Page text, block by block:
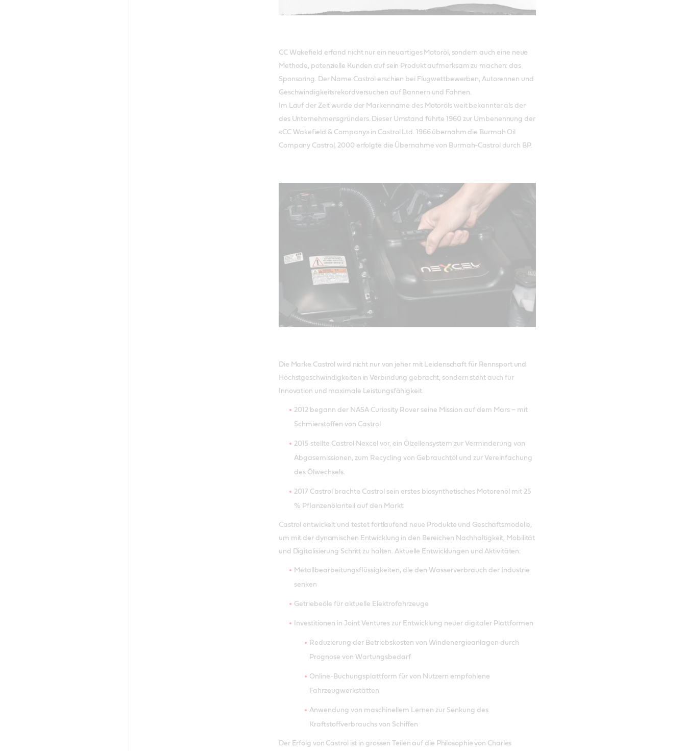
CC Wakefield erfand nicht nur ein neuartiges Motoröl, sondern auch eine neue
Methode, potenzielle Kunden auf sein Produkt aufmerksam zu machen: das
Sponsoring. Der Name Castrol erschien bei Flugwettbewerben, Autorennen und
Geschwindigkeitsrekordversuchen auf Bannern und Fahnen.
Im Lauf der Zeit wurde der Markenname des Motoröls weit bekannter als der
des Unternehmensgründers. Dieser Umstand führte 1960 zur Umbenennung der
«CC Wakefield & Company» in Castrol Ltd. 1966 übernahm die Burmah Oil
Company Castrol, 2000 erfolgte die Übernahme von Burmah-Castrol durch BP.
Die Marke Castrol wird nicht nur von jeher mit Leidenschaft für Rennsport und
Höchstgeschwindigkeiten in Verbindung gebracht, sondern steht auch für
Innovation und maximale Leistungsfähigkeit.
2012 begann der NASA Curiosity Roverseine Mission auf dem Mars – mit
Schmierstoffen von Castrol
2015 stellte Castrol Nexcel vor, ein Ölzellensystem zur Verminderung von
Abgasemissionen, zum Recycling von Gebrauchtöl und zur Vereinfachung
des Ölwechsels.
2017 Castrol brachte Castrol sein erstes biosynthetisches Motorenöl mit 25
% Pflanzenölanteil auf den Markt.
Castrol entwickelt und testet fortlaufend neue Produkte und Geschäftsmodelle,
um mit der dynamischen Entwicklung in den Bereichen Nachhaltigkeit, Mobilität
und Digitalisierung Schritt zu halten. Aktuelle Entwicklungen und Aktivitäten:
Metallbearbeitungsflüssigkeiten, die den Wasserverbrauch der Industrie
senken
Getriebeöle für aktuelle Elektrofahrzeuge
Investitionen in Joint Ventures zur Entwicklung neuer digitaler Plattformen
Reduzierung der Betriebskosten von Windenergieanlagen durch
Prognose von Wartungsbedarf
Online-Buchungsplattform für von Nutzern empfohlene
Fahrzeugwerkstätten
Anwendung von maschinellem Lernen zur Senkung des
Kraftstoffverbrauchs von Schiffen
Der Erfolg von Castrol ist in grossen Teilen auf die Philosophie von Charles